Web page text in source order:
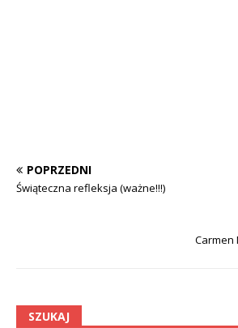
POPRZEDNI
Świąteczna refleksja (ważne!!!)
Carmen
SZUKAJ